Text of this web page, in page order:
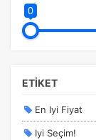
0
ETİKET
En Iyi Fiyat
Iyi Seçim!